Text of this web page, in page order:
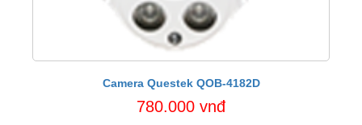
Camera Questek QOB-4182D
780.000 vnđ